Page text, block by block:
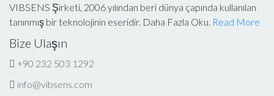
VIBSENS Şirketi, 2006 yılından beri dünya çapında kullanılan
tanınmış bir teknolojinin eseridir. Daha Fazla Oku. Read More
Bize Ulaşın
+90 232 503 1292
info@vibsens.com